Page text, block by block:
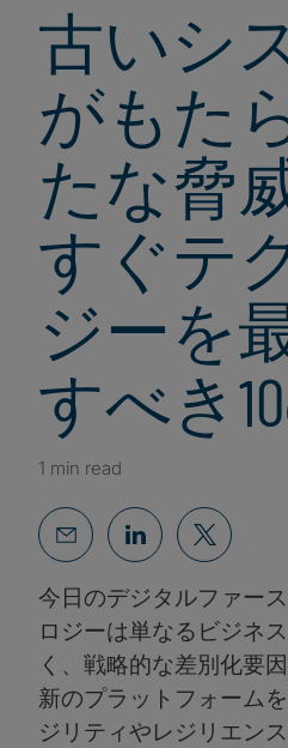
古いシ
がもた
たな脅
すぐテ
ジーを
すべき
1 min read
今日のデジタルファー
ロジーは単なるビジネ
く、戦略的な差別化要
新のプラットフォーム
ジリティやレジリエン